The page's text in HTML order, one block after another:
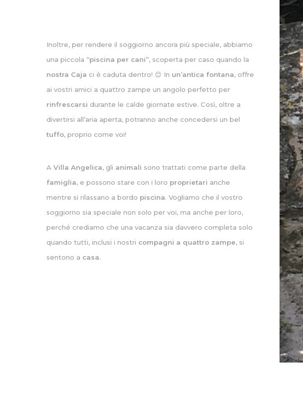
Inoltre, per rendere il soggiorno ancora più speciale, abbiamo
una piccola “piscina per cani”, scoperta per caso quando la
nostra Caja ci è caduta dentro! 😊 In un’antica fontana, offre
ai vostri amici a quattro zampe un angolo perfetto per
rinfrescarsi durante le calde giornate estive. Così, oltre a
divertirsi all’aria aperta, potranno anche concedersi un bel
tuffo, proprio come voi!
AVilla Angelica, gli animali sono trattati come parte della
famiglia, e possono stare con i loro proprietari anche
mentre si rilassano a bordo piscina. Vogliamo che il vostro
soggiorno sia speciale non solo per voi, ma anche per loro,
perché crediamo che una vacanza sia davvero completa solo
quando tutti, inclusi i nostri compagni a quattro zampe, si
sentono a casa.